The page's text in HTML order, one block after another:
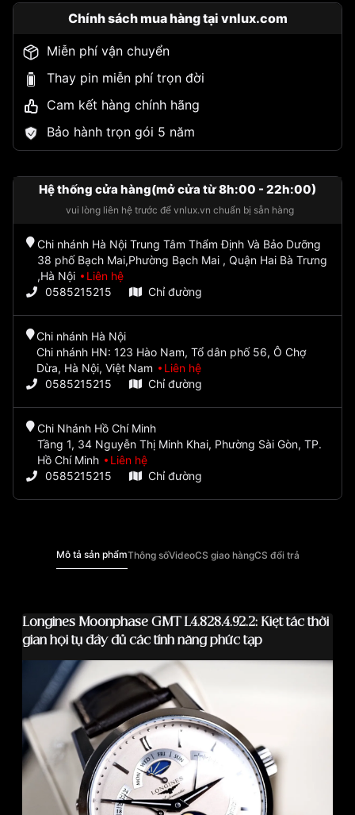
Chính sách mua hàng tại vnlux.com
Miễn phí vận chuyển
Thay pin miễn phí trọn đời
Cam kết hàng chính hãng
Bảo hành trọn gói 5 năm
Hệ thống cửa hàng(mở cửa từ 8h:00 - 22h:00)
vui lòng liên hệ trước để vnlux.vn chuẩn bị sẵn hàng
Chi nhánh Hà Nội Trung Tâm Thẩm Định Và Bảo Dưỡng
38 phố Bạch Mai,Phường Bạch Mai , Quận Hai Bà Trưng
,Hà Nội
Liên hệ
0585215215
Chỉ đường
Chi nhánh Hà Nội
Chi nhánh HN: 123 Hào Nam, Tổ dân phố 56, Ô Chợ
Dừa, Hà Nội, Việt Nam
Liên hệ
0585215215
Chỉ đường
Chi Nhánh Hồ Chí Minh
Tầng 1, 34 Nguyễn Thị Minh Khai, Phường Sài Gòn, TP.
Hồ Chí Minh
Liên hệ
0585215215
Chỉ đường
Mô tả sản phẩmThông sốVideoCS giao hàngCS đổi trả
Longines Moonphase GMT L4.828.4.92.2: Kiệt tác thời
gian hội tụ đầy đủ các tính năng phức tạp